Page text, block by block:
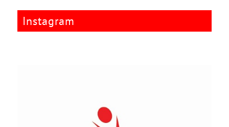
Instagram